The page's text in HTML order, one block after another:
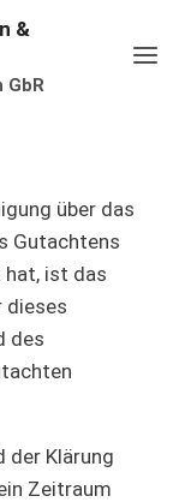
&
GbR
über das
Gutachtens
ist das
dieses
des
der Klärung
Zeitraum